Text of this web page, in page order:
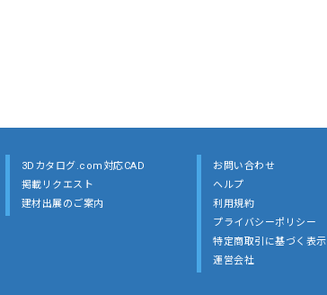
3Dカタログ.com対応CAD
掲載リクエスト
建材出展のご案内
お問い合わせ
ヘルプ
利用規約
プライバシーポリシー
特定商取引に基づく表示
運営会社